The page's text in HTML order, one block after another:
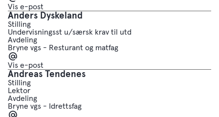
post
Vis e-post
Anders Dyskeland
Stilling
Undervisningsst u/særsk krav til utd
Avdeling
Bryne vgs - Resturant og matfag
post
Vis e-post
Andreas Tendenes
Stilling
Lektor
Avdeling
Bryne vgs - Idrettsfag